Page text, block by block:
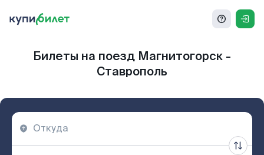
Билеты на поезд Магнитогорск -
Ставрополь